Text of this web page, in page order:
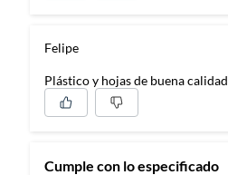
Felipe
Plástico y hojas de buena calidad
Cumple con lo especificado